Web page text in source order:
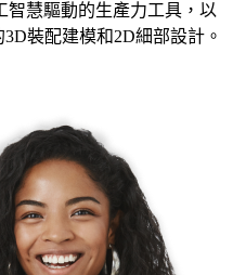
慧驅動的生產力工具，以
裝配建模和2D細部設計。